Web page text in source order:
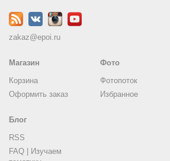
zakaz@epoi.ru
Магазин
Корзина
Оформить заказ
Фото
Фотопоток
Избранное
Блог
RSS
FAQ | Изучаем